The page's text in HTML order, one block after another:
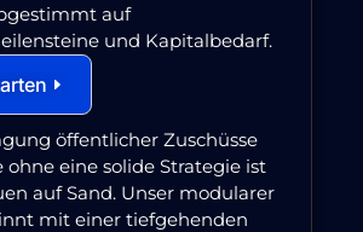
auf
und Kapitalbedarf.
öffentlicher Zuschüsse
ohne eine solide Strategie ist
auf Sand. Unser modularer
mit einer tiefgehenden